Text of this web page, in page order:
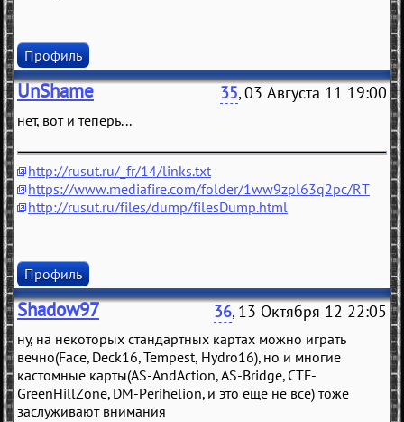
Профиль
UnShame 35, 03 Августа 11 19:00
нет, вот и теперь...
http://rusut.ru/_fr/14/links.txt
https://www.mediafire.com/folder/1ww9zpl63q2pc/RT
http://rusut.ru/files/dump/filesDump.html
Профиль
Shadow97 36, 13 Октября 12 22:05
ну, на некоторых стандартных картах можно играть
вечно(Face, Deck16, Tempest, Hydro16), но и многие
кастомные карты(AS-AndAction, AS-Bridge, CTF-
GreenHillZone, DM-Perihelion, и это ещё не все) тоже
заслуживают внимания